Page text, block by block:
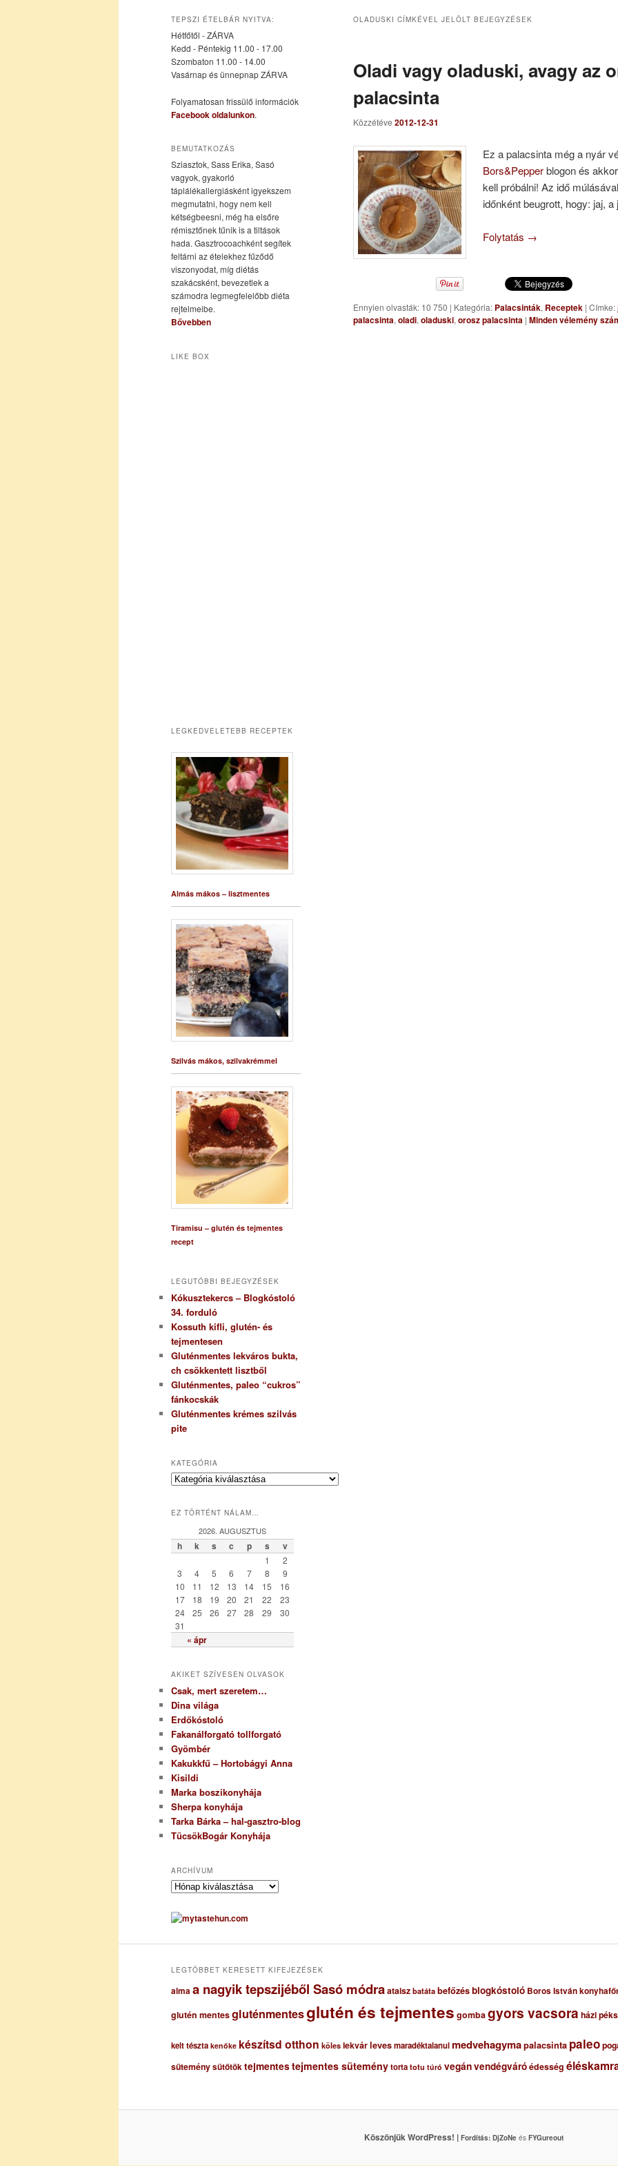
elsődleges
tartalomra
másodlagos
tartalomra
OLADUSKI CÍMKÉVEL JELÖLT BEJEGYZÉSEK
Oladi vagy oladuski, avagy az
palacsinta
Közzétéve 2012-12-31
Ez a palacsinta még a nyár
Bors&Pepperblogon és
kell próbálni! Az idő
időnként beugrott, hogy: jaj,
Folytatás →
Ennyien olvasták: 10 750 | Kategória: Palacsinták, Receptek | Címke:
palacsinta, oladi, oladuski, orosz palacsinta | Minden vélemény
TEPSZI ÉTELBÁR NYITVA:
Hétfőtől - ZÁRVA
Kedd - Péntekig 11.00 - 17.00
Szombaton 11.00 - 14.00
Vasárnap és ünnepnap ZÁRVA
Folyamatosan frissülő információk
Facebook oldalunkon.
BEMUTATKOZÁS
Sziasztok, Sass Erika, Sasó
vagyok, gyakorló
táplálékallergiásként igyekszem
megmutatni, hogy nem kell
kétségbeesni, még ha elsőre
rémisztőnek tűnik is a tiltások
hada. Gasztrocoachként segítek
feltárni az ételekhez fűződő
viszonyodat, míg diétás
szakácsként, bevezetlek a
számodra legmegfelelőbb diéta
rejtelmeibe.
Bővebben
LIKE BOX
LEGKEDVELETEBB RECEPTEK
Almás mákos – lisztmentes
Szilvás mákos, szilvakrémmel
Tiramisu – glutén és tejmentes
recept
LEGUTÓBBI BEJEGYZÉSEK
Kókusztekercs – Blogkóstoló
34. forduló
Kossuth kifli, glutén- és
tejmentesen
Gluténmentes lekváros bukta,
ch csökkentett lisztből
Gluténmentes, paleo “cukros”
fánkocskák
Gluténmentes krémes szilvás
pite
KATEGÓRIA
K
e
r
EZ TÖRTÉNT NÁLAM…
2026. AUGUSZTUS
h k s c p s v
« ápr
1
2
3
4 5 6 7 8
9
10
11 12 13 14 15
16
17
18 19 20 21 22
23
24
25 26 27 28 29
30
31
AKIKET SZÍVESEN OLVASOK
Csak, mert szeretem…
Dina világa
Erdőkóstoló
Fakanálforgató tollforgató
Gyömbér
Kakukkfű – Hortobágyi Anna
Kisildi
Marka boszikonyhája
Sherpa konyhája
Tarka Bárka – hal-gasztro-blog
TücsökBogár Konyhája
ARCHÍVUM
A
c
h
uLEGTÖBBET KERESETT KIFEJEZÉSEK
almaa nagyik tepszijéből Sasó módraataisz batáta befőzésblogkóstoló Boros István
glutén mentesgluténmentesglutén és tejmentes gombagyors vacsora házi
kelt tészta kenőke készítsd otthon köles lekvárlevesmaradéktalanulmedvehagymapalacsinta paleo
süteménysütőtöktejmentestejmentes süteménytorta totu túró vegánvendégváróédesség
Köszönjük WordPress! | Fordítás: DjZoNeés FYGureout